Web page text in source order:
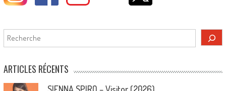
Rechercher
ARTICLES RÉCENTS
SIENNA SPIRO – Visitor (2026)